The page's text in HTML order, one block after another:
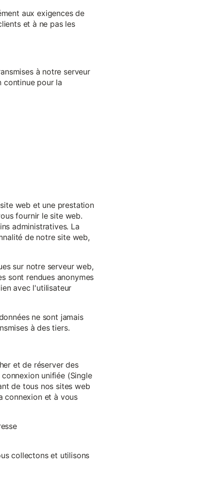
aux exigences de
et à ne pas les
à notre serveur
continue pour la
web et une prestation
fournir le site web.
administratives. La
de notre site web,
sur notre serveur web,
sont rendues anonymes
avec l'utilisateur
ne sont jamais
à des tiers.
et de réserver des
unifiée (Single
de tous nos sites web
connexion et à vous
collectons et utilisons